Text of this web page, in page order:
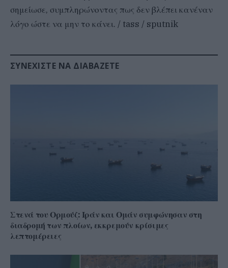
σημείωσε, συμπληρώνοντας πως δεν βλέπει κανέναν
λόγο ώστε να μην το κάνει. / tass / sputnik
ΣΥΝΕΧΊΣΤΕ ΝΑ ΔΙΑΒΆΖΕΤΕ
Στενά του Ορμούζ: Ιράν και Ομάν συμφώνησαν στη
διαδρομή των πλοίων, εκκρεμούν κρίσιμες
λεπτομέρειες